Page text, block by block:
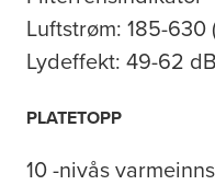
Luftstrøm: 185-630
Lydeffekt: 49-62 dB
PLATETOPP
10 -nivås